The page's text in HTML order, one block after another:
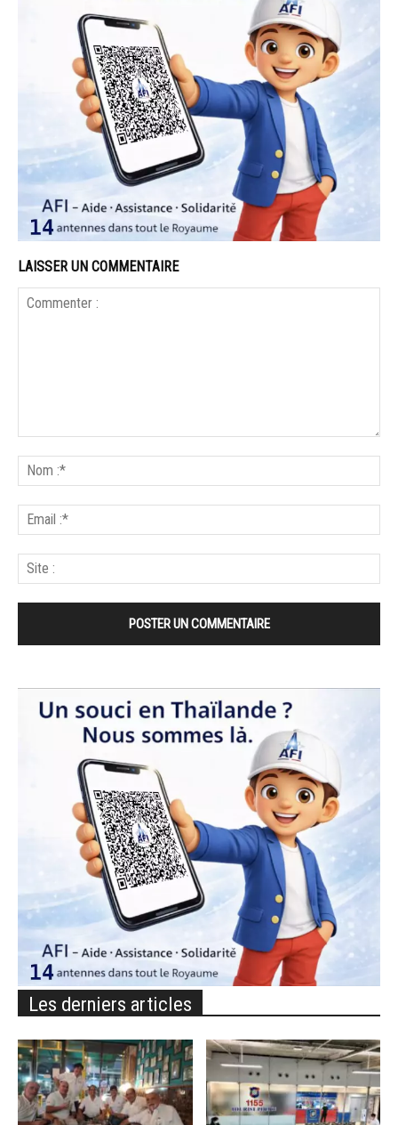
LAISSER UN COMMENTAIRE
Les derniers articles